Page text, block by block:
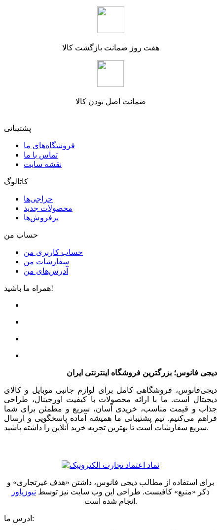
هفت روز ضمانت بازگشت کالا
ضمانت اصل بودن کالا
پشتیبانی
فروشگاه‌های ما
تماس با ما
نقشه سایت
کاتالوگ
حراجی‌ها
محصولات جدید
پرفروش‌ها
حساب من
حساب کاربری من
سفارشات من
آدرس‌های من
همراه ما باشید!
دیجی فانوس؛ بزرگترین فروشگاه اینترنتی ایران
دیجی‌فانوس، فروشگاهی کامل برای لوازم جانبی موبایل و کالای
دیجیتال است. ما با ارائه محصولات با کیفیت اورجینال، طراحی
جذاب و قیمت مناسب، خریدی آسان، سریع و مطمئن برای شما
فراهم می‌کنیم. تیم پشتیبانی ما همیشه آماده پاسخگویی و ارسال
سریع سفارشات است تا بهترین تجربه خرید آنلاین را داشته باشید.
برای استفاده از مطالب دیجی فانوس، داشتن «هدف غیرتجاری» و
ذکر «منبع» کافیست. طراحی این وب سایت نیز توسط نیوزپاور
انجام شده است.
ادرس ما: